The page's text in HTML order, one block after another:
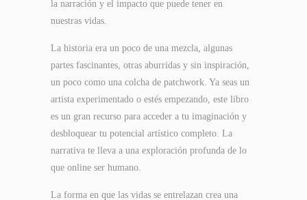
la narración y el impacto que puede tener en
nuestras vidas.
La historia era un poco de una mezcla, algunas
partes fascinantes, otras aburridas y sin inspiración,
un poco como una colcha de patchwork. Ya seas un
artista experimentado o estés empezando, este libro
es un gran recurso para acceder a tu imaginación y
desbloquear tu potencial artístico completo. La
narrativa te lleva a una exploración profunda de lo
que online ser humano.
La forma en que las vidas se entrelazan crea una